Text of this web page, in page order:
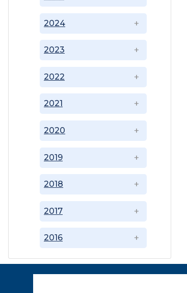
2016
2017
2018
2019
2020
2021
2022
2023
2024